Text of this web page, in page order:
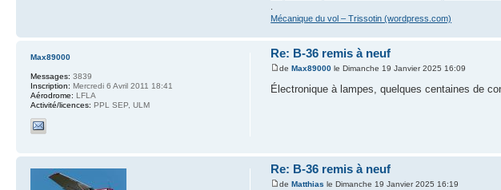
Mécanique du vol – Trissotin (wordpress.com)
Re: B-36 remis à neuf
deMax89000 le Dimanche 19 Janvier 2025 16:09
Électronique à lampes, quelques centaines de
Max89000
Messages: 3839
Inscription: Mercredi 6 Avril 2011 18:41
Aérodrome: LFLA
Activité/licences: PPL SEP, ULM
Re: B-36 remis à neuf
deMatthias le Dimanche 19 Janvier 2025 16:19